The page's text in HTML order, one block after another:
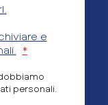
e
*
personali.